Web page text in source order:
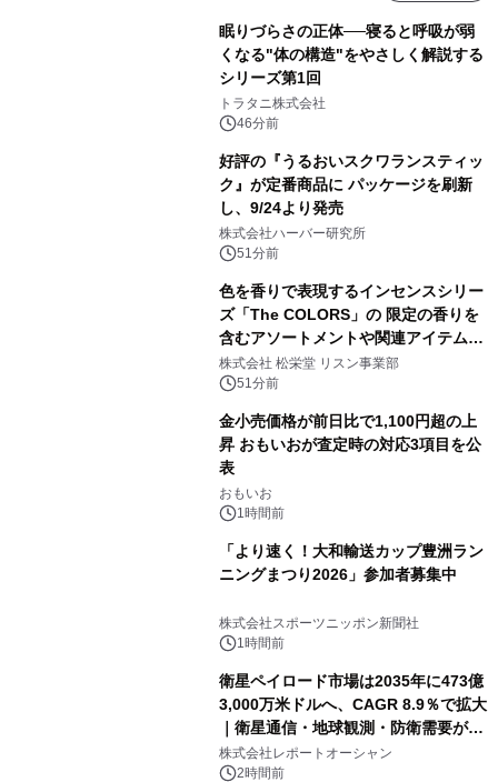
眠りづらさの正体──寝ると呼吸が弱
くなる"体の構造"をやさしく解説する
シリーズ第1回
トラタニ株式会社
46分前
好評の『うるおいスクワランスティッ
ク』が定番商品に パッケージを刷新
し、9/24より発売
株式会社ハーバー研究所
51分前
色を香りで表現するインセンスシリー
ズ「The COLORS」の 限定の香りを
含むアソートメントや関連アイテムを
8月6日発売
株式会社 松栄堂 リスン事業部
51分前
金小売価格が前日比で1,100円超の上
昇 おもいおが査定時の対応3項目を公
表
おもいお
1時間前
「より速く！大和輸送カップ豊洲ラン
ニングまつり2026」参加者募集中
株式会社スポーツニッポン新聞社
1時間前
衛星ペイロード市場は2035年に473億
3,000万米ドルへ、CAGR 8.9％で拡大
｜衛星通信・地球観測・防衛需要が牽
引する次世代宇宙産業の成長戦略
株式会社レポートオーシャン
2時間前